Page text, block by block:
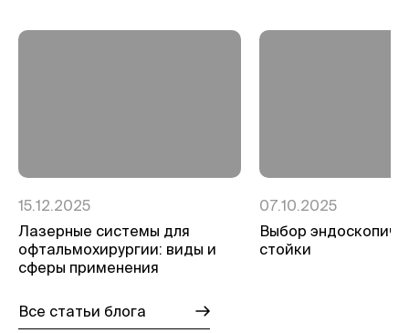
15.12.2025
Лазерные системы для
офтальмохирургии: виды и
сферы применения
07.10.2025
Выбор
стойки
Все статьи блога